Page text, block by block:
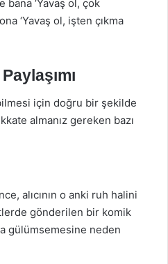
‘Yavaş ol, çok
‘Yavaş ol, işten çıkma
için doğru bir şekilde
almanız gereken bazı
alıcının o anki ruh halini
gönderilen bir komik
gülümsemesine neden